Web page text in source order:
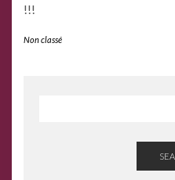
!!!
Non classé